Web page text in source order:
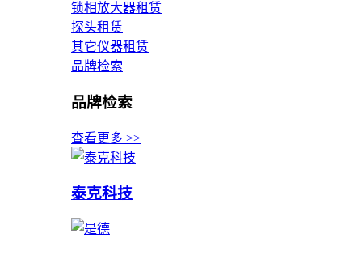
锁相放大器租赁
探头租赁
其它仪器租赁
品牌检索
品牌检索
查看更多 >>
泰克科技